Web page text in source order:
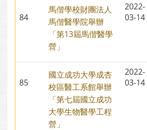
84
馬偕學校財團法人
馬偕醫學院舉辦
「第13屆馬偕醫學
營」
2022-
03-14
85
國立成功大學成杏
校區醫工系館舉辦
「第七屆國立成功
大學生物醫學工程
營」
2022-
03-14